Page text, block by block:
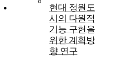
현대 정원도
시의 다원적
기능 구현을
위한 계획방
향 연구